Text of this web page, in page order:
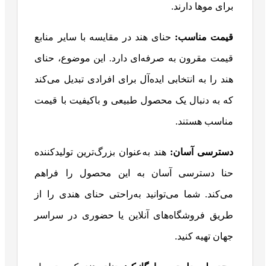
برای موها دارند.
قیمت مناسب: حنای هند در مقایسه با سایر منابع
قیمت مقرون به صرفه‌ای دارد. این موضوع، حنای
هند را به انتخابی ایده‌آل برای افرادی تبدیل می‌کند
که به دنبال یک محصول طبیعی و باکیفیت با قیمت
مناسب هستند.
دسترسی آسان: هند به‌عنوان بزرگ‌ترین تولیدکننده
حنا دسترسی آسان به این محصول را فراهم
می‌کند. شما می‌توانید به‌راحتی حنای هندی را از
طریق فروشگاه‌های آنلاین یا حضوری در سراسر
جهان تهیه کنید.